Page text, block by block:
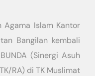
Agama Islam Kantor
Bangilan kembali
(Sinergi Asuh
RA) di TK Muslimat